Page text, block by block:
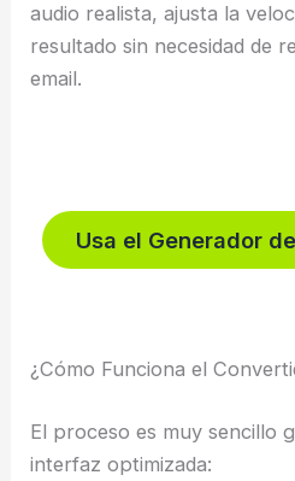
audio realista, ajusta la
resultado sin necesidad de
email.
Usa el Generador
¿Cómo Funciona el
El proceso es muy sencillo
interfaz optimizada: